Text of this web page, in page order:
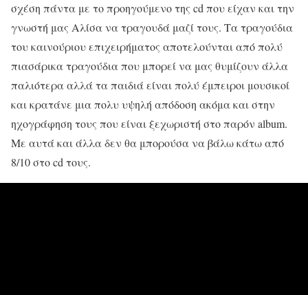
σχέση πάντα με το προηγούμενο της cd που είχαν και την
γνωστή μας Αλίσα να τραγουδά μαζί τους. Τα τραγούδια
του καινούριου επιχειρήματος αποτελούνται από πολύ
πιασάρικα τραγούδια που μπορεί να μας θυμίζουν άλλα
παλιότερα αλλά τα παιδιά είναι πολύ έμπειροι μουσικοί
και κρατάνε μια πολυ υψηλή απόδοση ακόμα και στην
ηχογράφηση τους που είναι ξεχωριστή στο παρόν album.
Με αυτά και άλλα δεν θα μπορούσα να βάλω κάτω από
8/10 στο cd τους.